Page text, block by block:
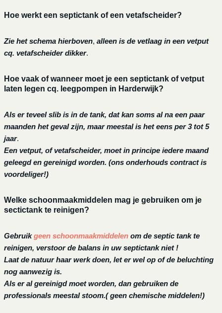
Hoe werkt een septictank of een vetafscheider?
Zie het schema hierboven, alleen is de vetlaag in een vetput
cq. vetafscheider dikker.
Hoe vaak of wanneer moet je een septictank of vetput
laten legen cq. leegpompen in Harderwijk?
Als er teveel slib is in de tank, dat kan soms al na een paar
maanden het geval zijn, maar meestal is het eens per 3 tot 5
jaar.
Een vetput, of vetafscheider, moet in principe iedere maand
geleegd en gereinigd worden. (ons onderhouds contract is
voordeliger!)
Welke schoonmaakmiddelen mag je gebruiken om je
sectictank te reinigen?
Gebruikgeen schoonmaakmiddelen om de septic tank te
reinigen, verstoor de balans in uw septictank niet !
Laat de natuur haar werk doen, let er wel op of de beluchting
nog aanwezig is.
Als er al gereinigd moet worden, dan gebruiken de
professionals meestal stoom.( geen chemische middelen!)